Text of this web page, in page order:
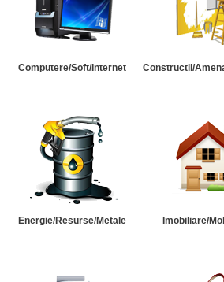
Computere/Soft/Internet Constructii/
Energie/Resurse/Metale Imobiliare/